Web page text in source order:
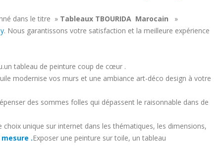
dans le titre » Tableaux TBOURIDA Marocain »
. Nous garantissons votre satisfaction et la meilleure expérience
tableau de peinture coup de cœur .
modernise vos murs et une ambiance art-déco design à votre
des sommes folles qui dépassent le raisonnable dans de
unique sur internet dans les thématiques, les dimensions,
.Exposer une peinture sur toile, un tableau